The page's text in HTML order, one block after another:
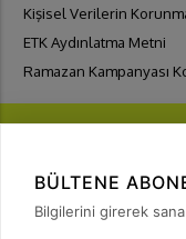
Kişisel Verilerin
ETK Aydınlatma Metni
Ramazan Kampanyası
BÜLTENE
Bilgilerini girerek